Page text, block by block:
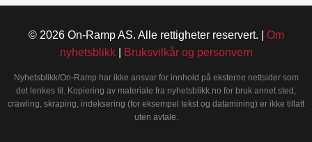
© 2026 On-Ramp AS. Alle rettigheter reservert. | Om
nyhetsblikk| Bruksvilkår og personvern
Nyhetsblikk/On-Ramp har ikke ansvar for innhold på eksterne nettsider som
det lenkes til. Kopiering av materiale fra nyhetsblikk.no for bruk annet sted,
crawling, skraping, indeksering (for eksempel tekst og datamining) er ikke tillatt
uten avtale.